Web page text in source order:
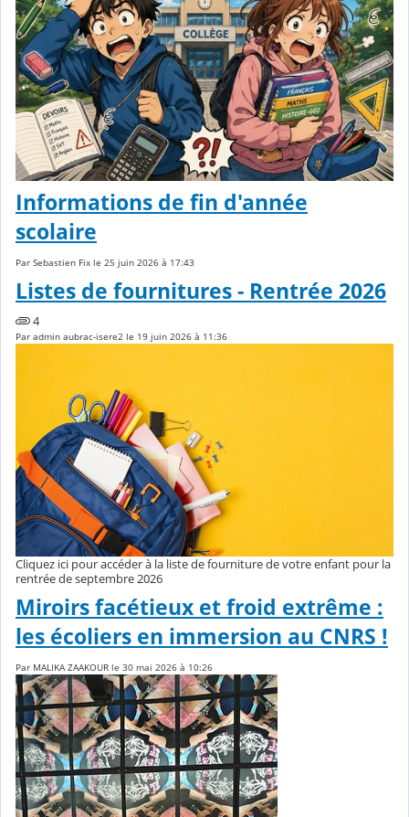
Informations de fin d'année
scolaire
Par Sebastien Fix le 25 juin 2026 à 17:43
Listes de fournitures - Rentrée 2026
4
Par admin aubrac-isere2 le 19 juin 2026 à 11:36
Cliquez ici pour accéder à la liste de fourniture de votre enfant pour la
rentrée de septembre 2026
Miroirs facétieux et froid extrême :
les écoliers en immersion au CNRS !
Par MALIKA ZAAKOUR le 30 mai 2026 à 10:26